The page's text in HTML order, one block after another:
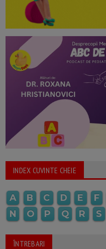
INDEX CUVINTE CHEIE
A B C D E F
N
O P Q R S
ÎNTREBARI